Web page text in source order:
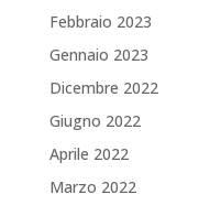
Febbraio 2023
Gennaio 2023
Dicembre 2022
Giugno 2022
Aprile 2022
Marzo 2022